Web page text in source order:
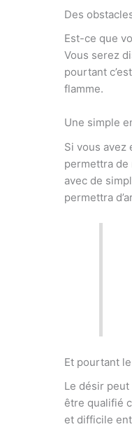
Des
Est-ce que
Vous serez
pourtant
flamme.
Une simple
Si vous avez
permettra de
avec de
permettra
Et pourtant
Le désir
être qualifié
et difficile